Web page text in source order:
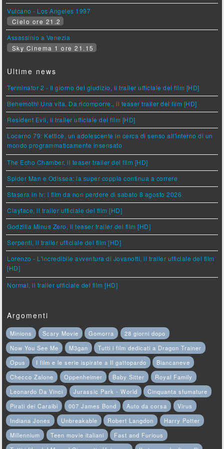
Vulcano - Los Angeles 1997
Cielo ore 21.2
Assassinio a Venezia
Sky Cinema 1 ore 21.15
Ultime news
Terminator 2 - Il giorno del giudizio, il trailer ufficiale del film [HD]
Behemoth! Una vita. Da ricomporre., il teaser trailer del film [HD]
Resident Evil, il trailer ufficiale del film [HD]
Locarno 79: Ketticè, un adolescente in cerca di senso all'interno di un
mondo programmaticamente insensato
The Echo Chamber, il teaser trailer del film [HD]
Spider Man e Odissea: la super coppia continua a correre
Stasera in tv: i film da non perdere di sabato 8 agosto 2026
Clayface, il trailer ufficiale del film [HD]
Godzilla Minus Zero, il teaser trailer del film [HD]
Serpenti, il trailer ufficiale del film [HD]
Lorenzo - L'incredibile avventura di Jovanotti, il trailer ufficiale del film
[HD]
Normal, il trailer ufficiale del film [HD]
Argomenti
Minions Scary Movie Gomorra
28 giorni dopo
Now You See Me
M3gan
Tutti i film dedicati a Dragon Trainer
Opus
I film e le serie ispirate a Il gattopardo
Biancaneve
Checco Zalone
Oppenheimer Baby Sitter
Royal Family
Leonardo Da Vinci
Jurassic Park - World
Cinquanta sfumature
Pirati dei Caraibi
007 James Bond Auto da corsa
Virus
Indiana Jones
Unbreakable Robert Langdon
Harry Potter
Millennium
Teen movie italiani
Fast and Furious